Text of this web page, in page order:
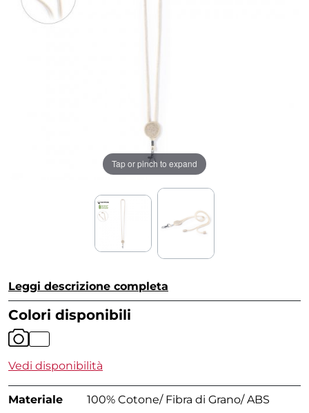
Tap or pinch to expand
Leggi descrizione completa
Colori disponibili
Vedi disponibilità
Materiale 100% Cotone/ Fibra di Grano/ ABS